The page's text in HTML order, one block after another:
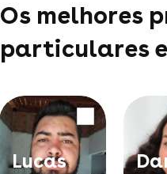
Os melhores
particulares
Lucas